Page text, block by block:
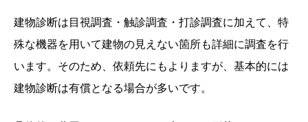
建物診断は目視調査・触診調査・打診調査に加えて、特
殊な機器を用いて建物の見えない箇所も詳細に調査を行
います。そのため、依頼先にもよりますが、基本的には
建物診断は有償となる場合が多いです。